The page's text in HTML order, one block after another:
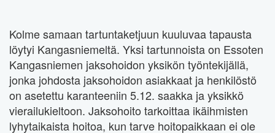
Kolme samaan tartuntaketjuun kuuluvaa tapausta
löytyi Kangasniemeltä. Yksi tartunnoista on Essoten
Kangasniemen jaksohoidon yksikön työntekijällä,
jonka johdosta jaksohoidon asiakkaat ja henkilöstö
on asetettu karanteeniin 5.12. saakka ja yksikkö
vierailukieltoon. Jaksohoito tarkoittaa ikäihmisten
lyhytaikaista hoitoa, kun tarve hoitopaikkaan ei ole